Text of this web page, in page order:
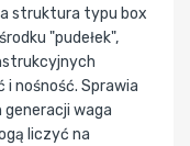
struktura typu box
"pudełek",
nośność. Sprawia
waga
liczyć na